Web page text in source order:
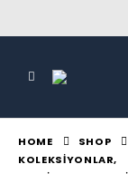
HOME
SHOP
KOLEKSIYONLAR,